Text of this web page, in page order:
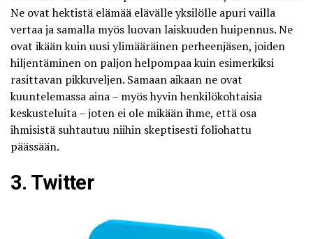
Ne ovat hektistä elämää elävälle yksilölle apuri vailla
vertaa ja samalla myös luovan laiskuuden huipennus. Ne
ovat ikään kuin uusi ylimääräinen perheenjäsen, joiden
hiljentäminen on paljon helpompaa kuin esimerkiksi
rasittavan pikkuveljen. Samaan aikaan ne ovat
kuuntelemassa aina – myös hyvin henkilökohtaisia
keskusteluita – joten ei ole mikään ihme, että osa
ihmisistä suhtautuu niihin skeptisesti foliohattu
päässään.
3. Twitter